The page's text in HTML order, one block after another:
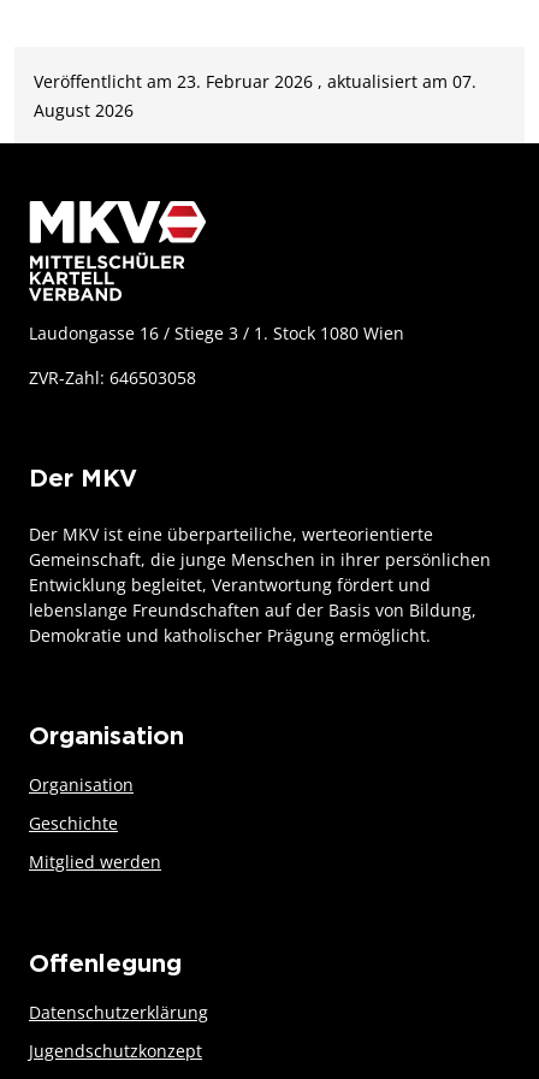
Veröffentlicht am 23. Februar 2026 , aktualisiert am 07.
August 2026
Laudongasse 16 / Stiege 3 / 1. Stock 1080 Wien
ZVR-Zahl: 646503058
Der MKV
Der MKV ist eine überparteiliche, werteorientierte
Gemeinschaft, die junge Menschen in ihrer persönlichen
Entwicklung begleitet, Verantwortung fördert und
lebenslange Freundschaften auf der Basis von Bildung,
Demokratie und katholischer Prägung ermöglicht.
Organisation
Organisation
Geschichte
Mitglied werden
Offenlegung
Datenschutzerklärung
Jugendschutzkonzept